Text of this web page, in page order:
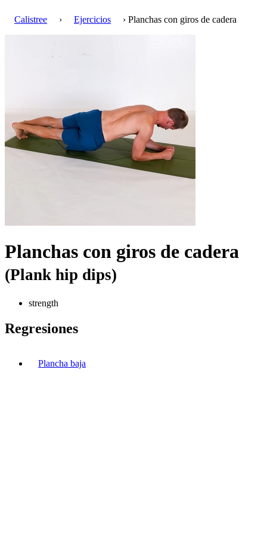
Calistree › Ejercicios › Planchas con giros de cadera
Planchas con giros de cadera
(Plank hip dips)
strength
Regresiones
Plancha baja